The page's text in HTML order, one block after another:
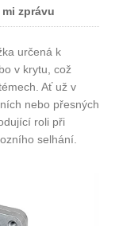
zprávu
určená k
v krytu, což
Ať už v
nebo přesných
roli při
selhání.